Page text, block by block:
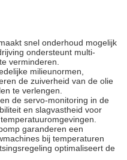
snel onderhoud mogelijk
ondersteunt multi-
verminderen.
milieunormen,
de zuiverheid van de olie
te verlengen.
de servo-monitoring in de
en slagvastheid voor
garanderen een
bij temperaturen
optimaliseert de